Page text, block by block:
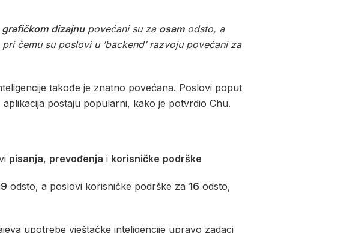
grafičkom dizajnupovećani su za osamodsto, a
čemu su poslovi u ’backend’ razvoju povećani za
takođe je znatno povećana. Poslovi poput
postaju popularni, kako je potvrdio Chu.
pisanja, prevođenja i korisničke podrške
odsto, a poslovi korisničke podrške za 16 odsto,
upotrebe vještačke inteligencije upravo zadaci